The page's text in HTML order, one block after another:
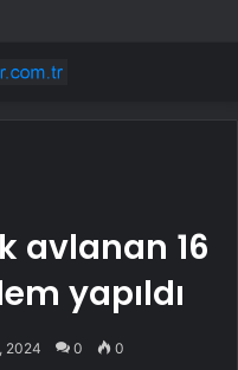
Roma’da yapılacak
avlanan 16
yapıldı
2024 0 0